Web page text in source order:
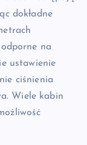
dokładne
na
ustawienie
ciśnienia
Wiele kabin